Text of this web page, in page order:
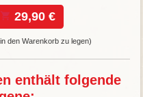
29,90 €
den Warenkorb zu legen)
enthält folgende